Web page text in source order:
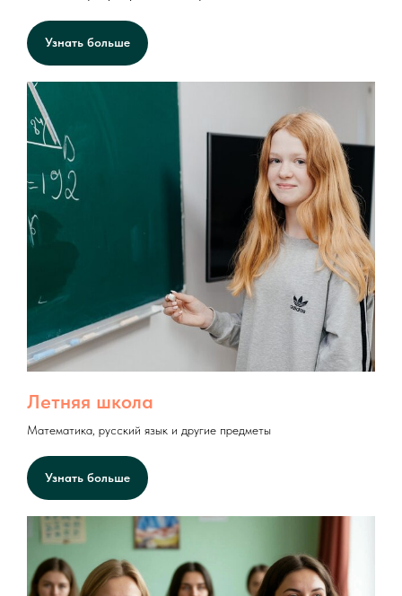
Узнать больше
Летняя школа
Математика, русский язык и другие предметы
Узнать больше